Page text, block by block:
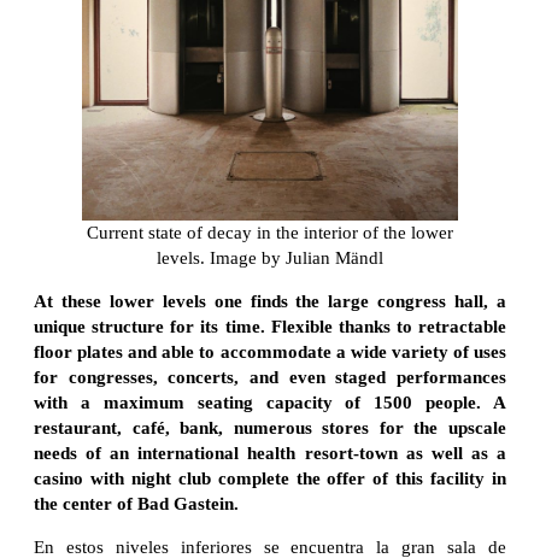
Current state of decay in the interior of the lower
levels. Image by Julian Mändl
At these lower levels one finds the large congress hall, a
unique structure for its time. Flexible thanks to retractable
floor plates and able to accommodate a wide variety of uses
for congresses, concerts, and even staged performances
with a maximum seating capacity of 1500 people. A
restaurant, café, bank, numerous stores for the upscale
needs of an international health resort-town as well as a
casino with night club complete the offer of this facility in
the center of Bad Gastein.
En estos niveles inferiores se encuentra la gran sala de